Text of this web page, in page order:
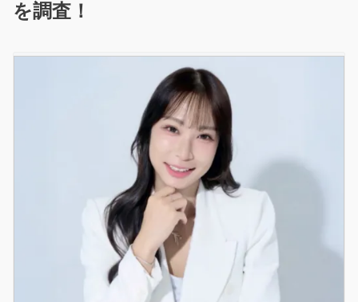
を調査！